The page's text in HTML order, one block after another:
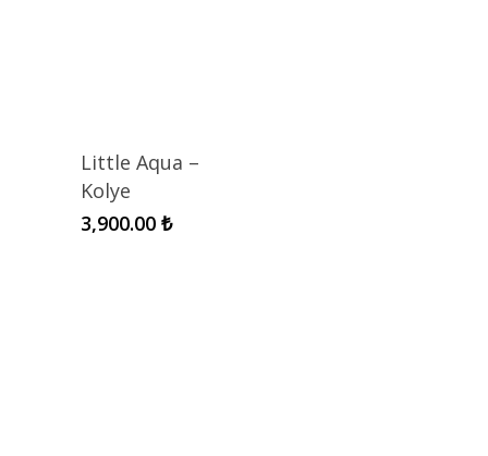
Little Aqua –
Kolye
3,900.00 ₺